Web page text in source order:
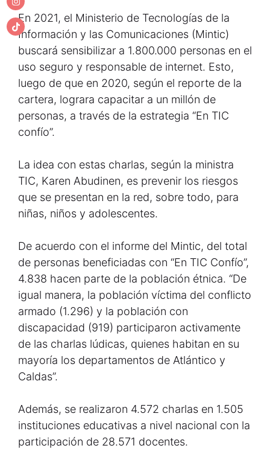
En 2021, el Ministerio de Tecnologías de la
Información y las Comunicaciones (Mintic)
buscará sensibilizar a 1.800.000 personas en el
uso seguro y responsable de internet. Esto,
luego de que en 2020, según el reporte de la
cartera, lograra capacitar a un millón de
personas, a través de la estrategia “En TIC
confío”.
La idea con estas charlas, según la ministra
TIC, Karen Abudinen, es prevenir los riesgos
que se presentan en la red, sobre todo, para
niñas, niños y adolescentes.
De acuerdo con el informe del Mintic, del total
de personas beneficiadas con “En TIC Confío”,
4.838 hacen parte de la población étnica. “De
igual manera, la población víctima del conflicto
armado (1.296) y la población con
discapacidad (919) participaron activamente
de las charlas lúdicas, quienes habitan en su
mayoría los departamentos de Atlántico y
Caldas”.
Además, se realizaron 4.572 charlas en 1.505
instituciones educativas a nivel nacional con la
participación de 28.571 docentes.